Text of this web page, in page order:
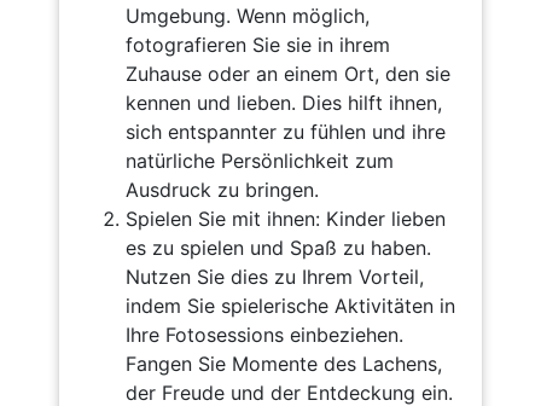
Umgebung. Wenn möglich,
fotografieren Sie sie in ihrem
Zuhause oder an einem Ort, den sie
kennen und lieben. Dies hilft ihnen,
sich entspannter zu fühlen und ihre
natürliche Persönlichkeit zum
Ausdruck zu bringen.
Spielen Sie mit ihnen: Kinder lieben
es zu spielen und Spaß zu haben.
Nutzen Sie dies zu Ihrem Vorteil,
indem Sie spielerische Aktivitäten in
Ihre Fotosessions einbeziehen.
Fangen Sie Momente des Lachens,
der Freude und der Entdeckung ein.